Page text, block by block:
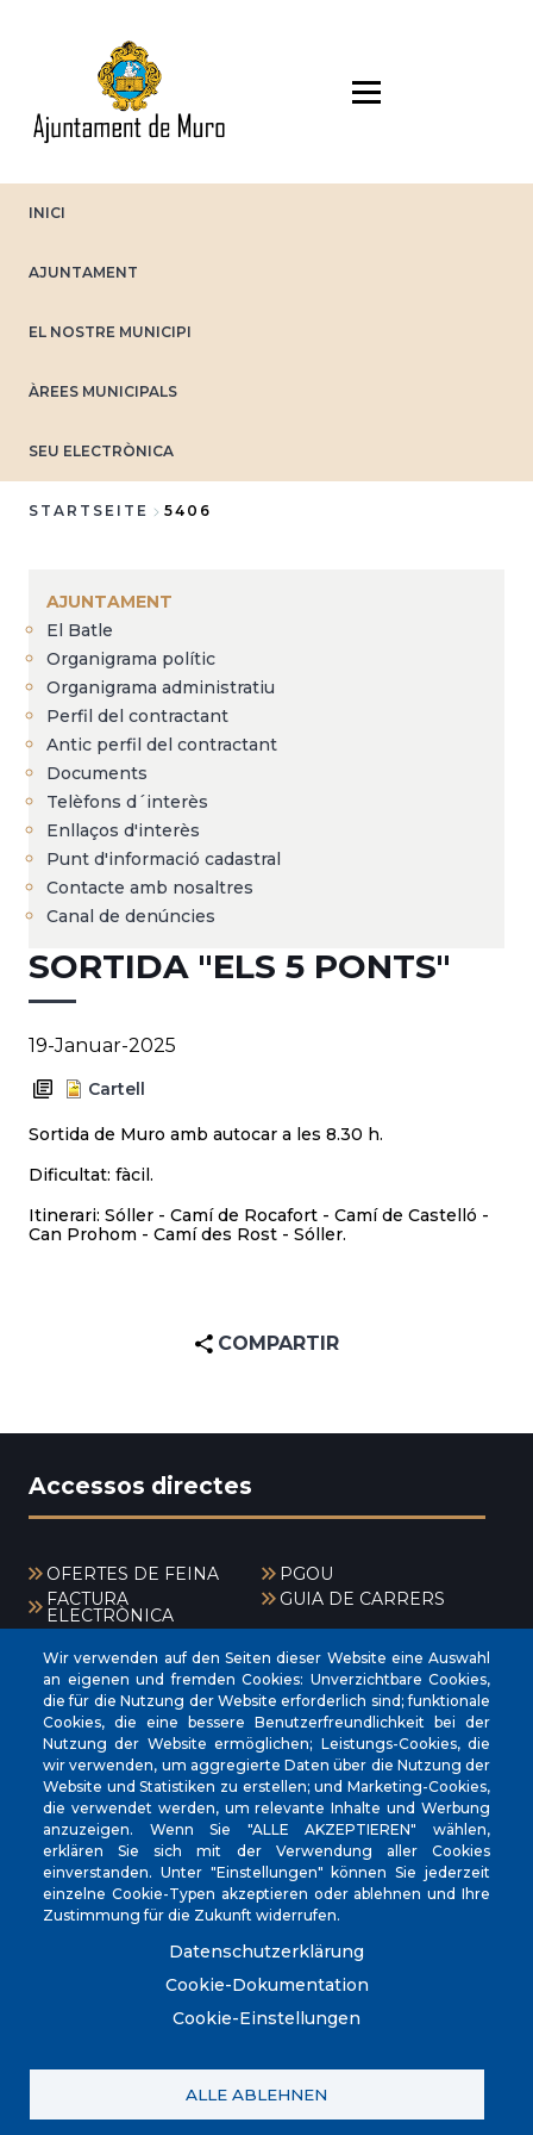
INICI
AJUNTAMENT
EL NOSTRE MUNICIPI
ÀREES MUNICIPALS
SEU ELECTRÒNICA
STARTSEITE 5406
AJUNTAMENT
El Batle
Organigrama polític
Organigrama administratiu
Perfil del contractant
Antic perfil del contractant
Documents
Telèfons d´interès
Enllaços d'interès
Punt d'informació cadastral
Contacte amb nosaltres
Canal de denúncies
SORTIDA "ELS 5 PONTS"
19-Januar-2025
Cartell
Sortida de Muro amb autocar a les 8.30 h.
Dificultat: fàcil.
Itinerari: Sóller - Camí de Rocafort - Camí de Castelló -
Can Prohom - Camí des Rost - Sóller.
COMPARTIR
Accessos directes
OFERTES DE FEINA
PGOU
FACTURA
ELECTRÒNICA
GUIA DE CARRERS
BÚSTIA DENÚNCIES
ANTIFRAU
CANAL DE DENÚNCIES
Menú
INICI
AJUNTAMENT
EL NOSTRE MUNICIPI
ÀREES MUNICIPALS
© Ajuntament de Muro.
Wir verwenden auf den Seiten dieser Website eine Auswahl
an eigenen und fremden Cookies: Unverzichtbare Cookies,
die für die Nutzung der Website erforderlich sind; funktionale
Cookies, die eine bessere Benutzerfreundlichkeit bei der
Nutzung der Website ermöglichen; Leistungs-Cookies, die
wir verwenden, um aggregierte Daten über die Nutzung der
Website und Statistiken zu erstellen; und Marketing-Cookies,
die verwendet werden, um relevante Inhalte und Werbung
anzuzeigen. Wenn Sie "ALLE AKZEPTIEREN" wählen,
erklären Sie sich mit der Verwendung aller Cookies
einverstanden. Unter "Einstellungen" können Sie jederzeit
einzelne Cookie-Typen akzeptieren oder ablehnen und Ihre
Zustimmung für die Zukunft widerrufen.
Datenschutzerklärung
Cookie-Dokumentation
Cookie-Einstellungen
ALLE ABLEHNEN